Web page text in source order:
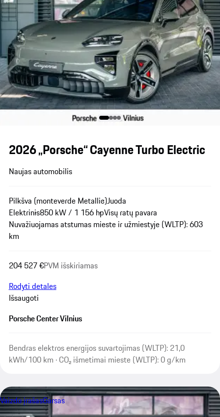
2026 „Porsche“ Cayenne Turbo Electric
Naujas automobilis
Pilkšva (monteverde Metallic)Juoda
Elektrinis850 kW / 1 156 hpVisų ratų pavara
Nuvažiuojamas atstumas mieste ir užmiestyje (WLTP): 603
km
204 527 €PVM išskiriamas
Rodyti detales
Išsaugoti
Porsche Center Vilnius
Bendras elektros energijos suvartojimas (WLTP): 21,0
kWh/100 km · CO₂ išmetimai mieste (WLTP): 0 g/km
Vaizdo įrašasGarsas